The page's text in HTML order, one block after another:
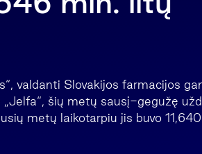
valdanti Slovakijos farmacijos
šių metų sausį-gegužę
metų laikotarpiu jis buvo